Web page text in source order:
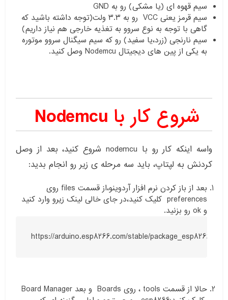
سیم قهوه ای (یا مشکی) رو به GND
سیم قرمز یعنی VCC رو به ۳.۳ ولت(توجه داشته باشید که
گاهی با توجه به نوع سروو به تغذیه خارجی هم نیاز داریم)
سیم نارنجی (زرد،یا سفید) رو که سیم سیگنال سروو موتوره
به یکی از پین های دیجیتال Nodemcu وصل کنید.
شروع کار با Nodemcu
واسه اینکه کار رو با nodemcu شروع کنید، بعد از وصل
کردنش به لپتاپ، باید سه مرحله ی زیر رو انجام بدید:
بعد از باز کردن نرم افزار آردوینو،از قسمت files روی
preferences کلیک کنید،در جای خالی لینک زیرو وارد کنید
و ok رو بزنید.
https://arduino.esp8266.com/stable/
حالا از قسمت tools ، روی Boards و بعد Board Manager